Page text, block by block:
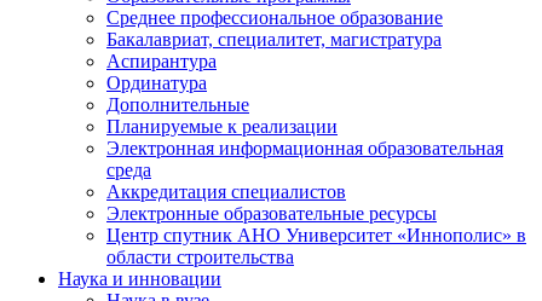
Среднее профессиональное образование
Бакалавриат, специалитет, магистратура
Аспирантура
Ординатура
Дополнительные
Планируемые к реализации
Электронная информационная образовательная
среда
Аккредитация специалистов
Электронные образовательные ресурсы
Центр спутник АНО Университет «Иннополис» в
области строительства
Наука и инновации